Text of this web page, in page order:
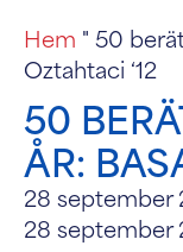
Hem " 50
Oztahtaci ‘12
50
ÅR:
28 september
28 september